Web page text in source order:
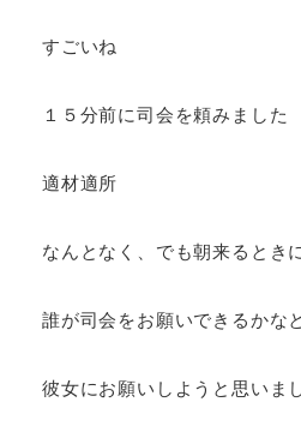
すごいね
１５分前に司会を頼みました
適材適所
なんとなく、でも朝来るとき
誰が司会をお願いできるかな
彼女にお願いしようと思いま